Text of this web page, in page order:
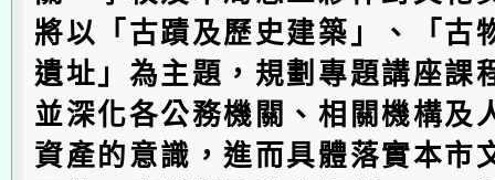
將以「古蹟及歷史建築」、「古
遺址」為主題，規劃專題講座課
並深化各公務機關、相關機構及
資產的意識，進而具體落實本市